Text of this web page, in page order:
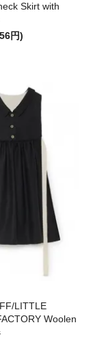
Skirt with
円)
LITTLE
Woolen